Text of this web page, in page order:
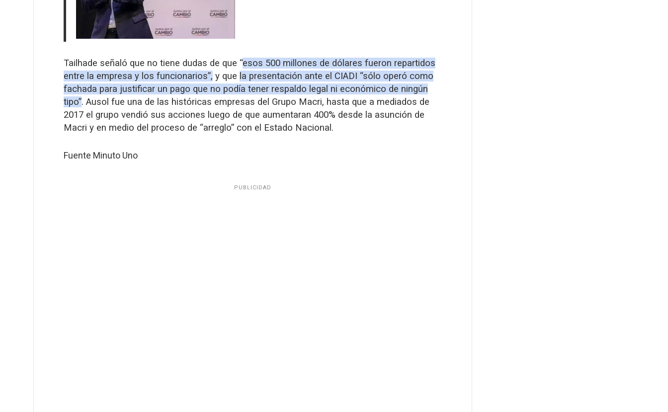
Tailhade señaló que no tiene dudas de que “esos 500 millones de dólares fueron repartidos
entre la empresa y los funcionarios”, y que la presentación ante el CIADI “sólo operó como
fachada para justificar un pago que no podía tener respaldo legal ni económico de ningún
tipo”. Ausol fue una de las históricas empresas del Grupo Macri, hasta que a mediados de
2017 el grupo vendió sus acciones luego de que aumentaran 400% desde la asunción de
Macri y en medio del proceso de “arreglo” con el Estado Nacional.
Fuente Minuto Uno
PUBLICIDAD